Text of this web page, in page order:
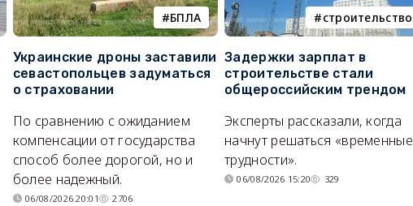
БПЛА
Украинские дроны заставили
севастопольцев задуматься
о страховании
По сравнению с ожиданием
компенсации от государства
способ более дорогой, но и
более надежный.
06/08/2026 20:01 2706
строительство
Задержки зарплат в
строительстве стали
общероссийским трендом
Эксперты рассказали, когда
начнут решаться «временные
трудности».
06/08/2026 15:20 329